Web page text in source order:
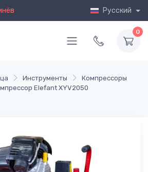
Русский
0
Инструменты
Компрессоры
Elefant XYV2050